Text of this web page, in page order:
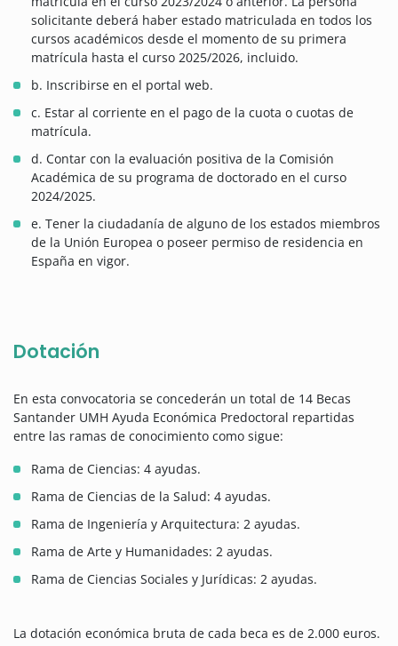
solicitante deberá haber estado matriculada en todos los
cursos académicos desde el momento de su primera
matrícula hasta el curso 2025/2026, incluido.
b. Inscribirse en el portal web.
c. Estar al corriente en el pago de la cuota o cuotas de
matrícula.
d. Contar con la evaluación positiva de la Comisión
Académica de su programa de doctorado en el curso
2024/2025.
e. Tener la ciudadanía de alguno de los estados miembros
de la Unión Europea o poseer permiso de residencia en
España en vigor.
Dotación
En esta convocatoria se concederán un total de 14 Becas
Santander UMH Ayuda Económica Predoctoral repartidas
entre las ramas de conocimiento como sigue:
Rama de Ciencias: 4 ayudas.
Rama de Ciencias de la Salud: 4 ayudas.
Rama de Ingeniería y Arquitectura: 2 ayudas.
Rama de Arte y Humanidades: 2 ayudas.
Rama de Ciencias Sociales y Jurídicas: 2 ayudas.
La dotación económica bruta de cada beca es de 2.000 euros.